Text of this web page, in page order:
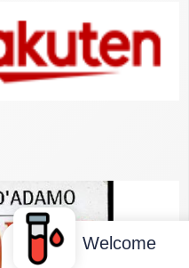
Welcome